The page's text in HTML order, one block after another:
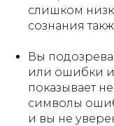
слишком
сознания
Вы
или ошибки
показывает
символы
и вы не